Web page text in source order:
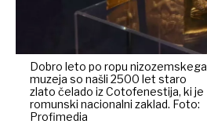
Dobro leto po ropu nizozemskega
muzeja so našli 2500 let staro
zlato čelado iz Cotofenestija, ki je
romunski nacionalni zaklad. Foto:
Profimedia